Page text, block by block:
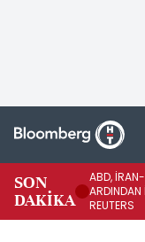
SON
DAKİKA
ABD,
REUTERS